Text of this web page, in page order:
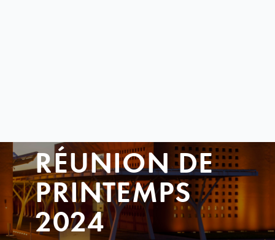
RÉUNION DE
PRINTEMPS
2024